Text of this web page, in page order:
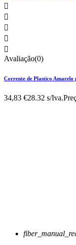





Avaliação(0)
Corrente de Plastico Amarelo
34,83 €28.32 s/Iva.